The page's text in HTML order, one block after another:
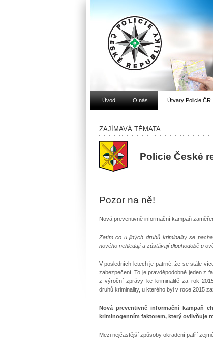
Úvod O nás Útvary Policie ČR
ZAJÍMAVÁ TÉMATA
Policie České
Pozor na ně!
Nová preventivně informační kampaň
Zatím co u jiných druhů kriminality se
nového nehledají a zůstávají dlouhodobě u
V posledních letech je patrné, že se stále
zabezpečení. To je pravděpodobně jeden z
z výroční zprávy ke kriminalitě za rok
druhů kriminality, u kterého byl v roce 2015
Nová preventivně informační kampaň
kriminogenním faktorem, který ovlivňuje
Mezi nejčastější způsoby okradení patří